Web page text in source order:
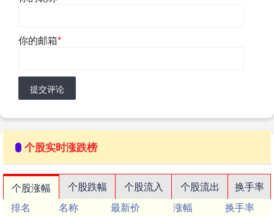
你的邮箱*
提交评论
个股实时涨跌榜
个股涨幅 个股跌幅 个股流入 个股流出
换手率
排名
名称 最新价 涨幅
换手率